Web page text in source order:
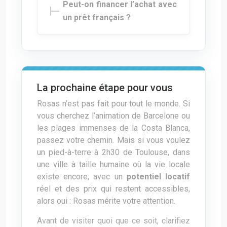
Peut-on financer l’achat avec
un prêt français ?
La prochaine étape pour vous
Rosas n’est pas fait pour tout le monde. Si
vous cherchez l’animation de Barcelone ou
les plages immenses de la Costa Blanca,
passez votre chemin. Mais si vous voulez
un pied-à-terre à 2h30 de Toulouse, dans
une ville à taille humaine où la vie locale
existe encore, avec un potentiel locatif
réel et des prix qui restent accessibles,
alors oui : Rosas mérite votre attention.
Avant de visiter quoi que ce soit, clarifiez